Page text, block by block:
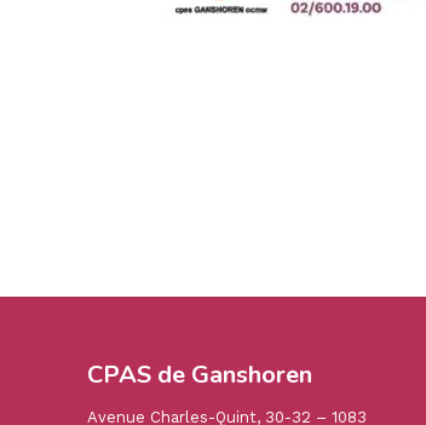
CPAS de Ganshoren
Avenue Charles-Quint, 30-32 – 1083